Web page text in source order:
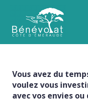
Vous avez du
voulez vous
avec vos envies